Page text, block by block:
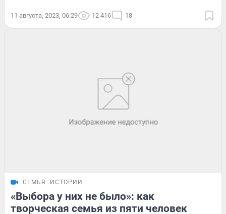
11 августа, 2023, 06:29 12 416 18
СЕМЬЯ ИСТОРИИ
«Выбора у них не было»: как
творческая семья из пяти человек